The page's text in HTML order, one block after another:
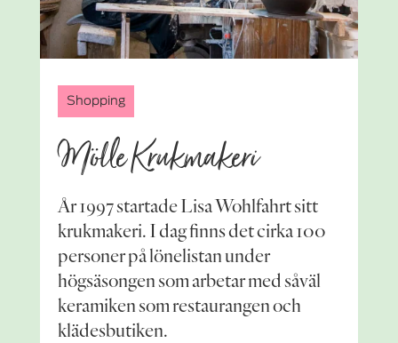
Shopping
Mölle Krukmakeri
År 1997 startade Lisa Wohlfahrt sitt
krukmakeri. I dag finns det cirka 100
personer på lönelistan under
högsäsongen som arbetar med såväl
keramiken som restaurangen och
klädesbutiken.